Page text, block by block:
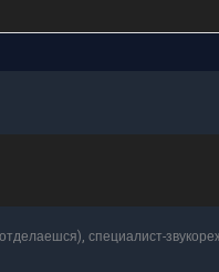
специалист-